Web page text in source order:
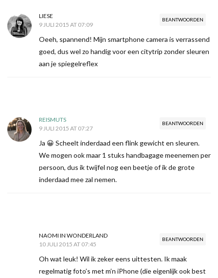
BEANTWOORDEN
LIESE
9 JULI 2015 AT 07:09
Oeeh, spannend! Mijn smartphone camera is verrassend
goed, dus wel zo handig voor een citytrip zonder sleuren
aan je spiegelreflex
BEANTWOORDEN
REISMUTS
9 JULI 2015 AT 07:27
Ja 😀 Scheelt inderdaad een flink gewicht en sleuren.
We mogen ook maar 1 stuks handbagage meenemen per
persoon, dus ik twijfel nog een beetje of ik de grote
inderdaad mee zal nemen.
BEANTWOORDEN
NAOMI IN WONDERLAND
10 JULI 2015 AT 07:45
Oh wat leuk! Wil ik zeker eens uittesten. Ik maak
regelmatig foto’s met m’n iPhone (die eigenlijk ook best